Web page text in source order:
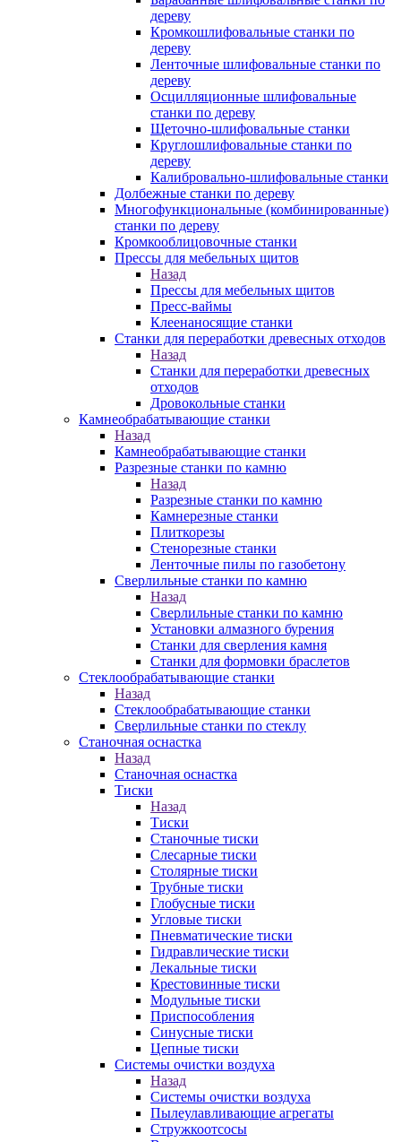
дереву
Кромкошлифовальные станки по
дереву
Ленточные шлифовальные станки по
дереву
Осцилляционные шлифовальные
станки по дереву
Щеточно-шлифовальные станки
Круглошлифовальные станки по
дереву
Калибровально-шлифовальные станки
Долбежные станки по дереву
Многофункциональные (комбинированные)
станки по дереву
Кромкооблицовочные станки
Прессы для мебельных щитов
Назад
Прессы для мебельных щитов
Пресс-ваймы
Клеенаносящие станки
Станки для переработки древесных отходов
Назад
Станки для переработки древесных
отходов
Дровокольные станки
Камнеобрабатывающие станки
Назад
Камнеобрабатывающие станки
Разрезные станки по камню
Назад
Разрезные станки по камню
Камнерезные станки
Плиткорезы
Стенорезные станки
Ленточные пилы по газобетону
Сверлильные станки по камню
Назад
Сверлильные станки по камню
Установки алмазного бурения
Станки для сверления камня
Станки для формовки браслетов
Стеклообрабатывающие станки
Назад
Стеклообрабатывающие станки
Сверлильные станки по стеклу
Станочная оснастка
Назад
Станочная оснастка
Тиски
Назад
Тиски
Станочные тиски
Слесарные тиски
Столярные тиски
Трубные тиски
Глобусные тиски
Угловые тиски
Пневматические тиски
Гидравлические тиски
Лекальные тиски
Крестовинные тиски
Модульные тиски
Приспособления
Синусные тиски
Цепные тиски
Системы очистки воздуха
Назад
Системы очистки воздуха
Пылеулавливающие агрегаты
Стружкоотсосы